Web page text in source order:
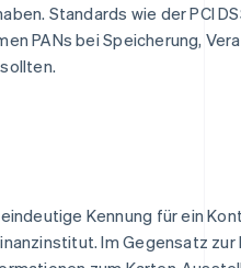
Standards wie der PCI
PANs bei Speicherung,
Kennung für ein
Im Gegensatz zur